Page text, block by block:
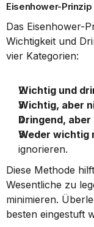
Eisenhower-
Das Eisenhower-
Wichtigkeit und
vier Kategorien:
Wichtig und
Wichtig, aber
Dringend,
Weder wichtig
ignorieren.
Diese Methode
Wesentliche zu
minimieren.
besten eingestuft